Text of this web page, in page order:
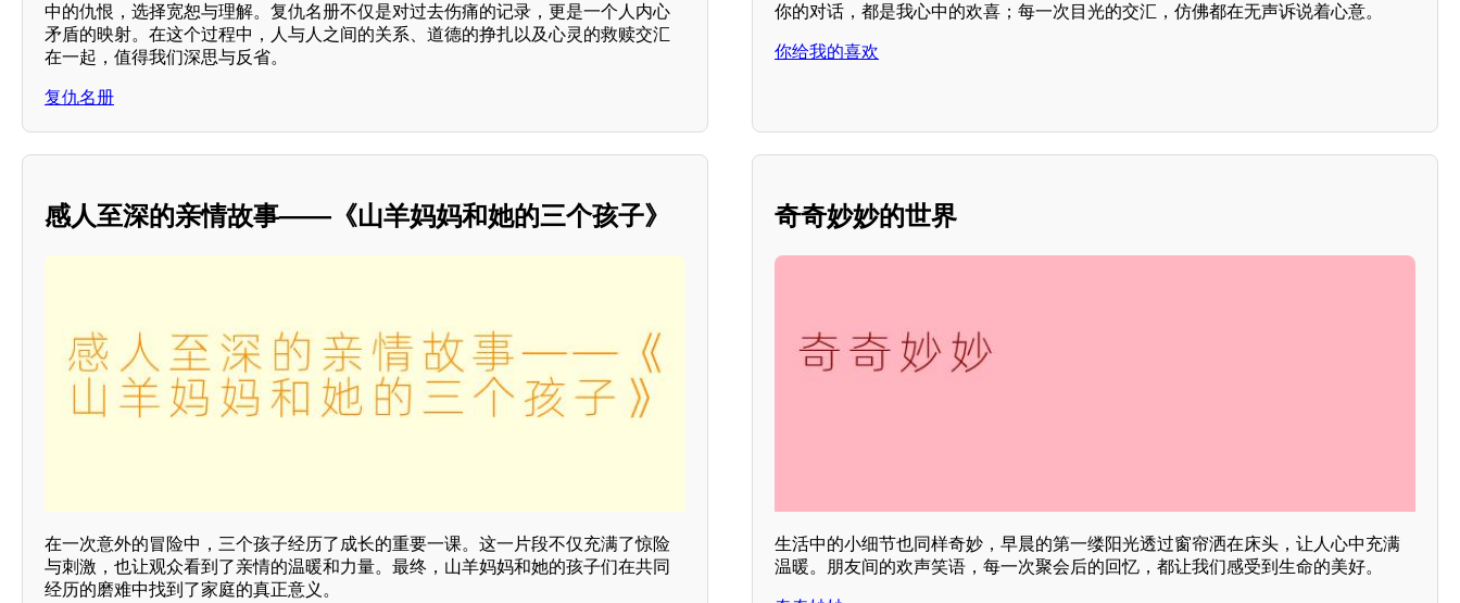
中的仇恨，选择宽恕与理解。复仇名册不仅是对过去伤痛的记录，更是一个人内心
矛盾的映射。在这个过程中，人与人之间的关系、道德的挣扎以及心灵的救赎交汇
在一起，值得我们深思与反省。
复仇名册
你的对话，都是我心中的欢喜；每一次目光的交汇，仿佛都在无声诉说着心意。
你给我的喜欢
感人至深的亲情故事——《山羊妈妈和她的三个孩子》
在一次意外的冒险中，三个孩子经历了成长的重要一课。这一片段不仅充满了惊险
与刺激，也让观众看到了亲情的温暖和力量。最终，山羊妈妈和她的孩子们在共同
经历的磨难中找到了家庭的真正意义。
奇奇妙妙的世界
生活中的小细节也同样奇妙，早晨的第一缕阳光透过窗帘洒在床头，让人心中充满
温暖。朋友间的欢声笑语，每一次聚会后的回忆，都让我们感受到生命的美好。